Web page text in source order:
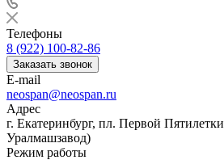
Телефоны
8 (922) 100-82-86
Заказать звонок
E-mail
neospan@neospan.ru
Адрес
г. Екатеринбург, пл. Первой
Уралмашзавод)
Режим работы